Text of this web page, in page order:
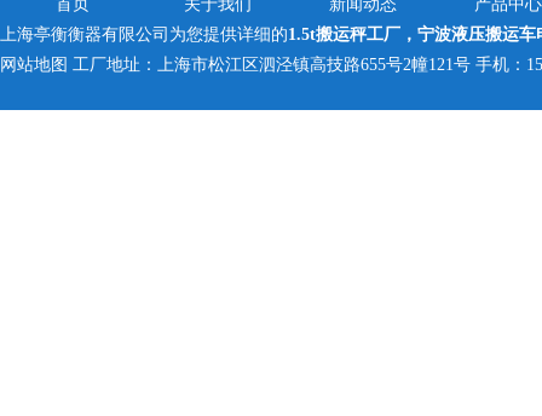
首页 关于我们 新闻动态
产品中心
上海亭衡衡器有限公司为您提供详细的1.5t搬运秤工厂，宁波液压搬运车
网站地图 工厂地址：上海市松江区泗泾镇高技路655号2幢121号 手机：